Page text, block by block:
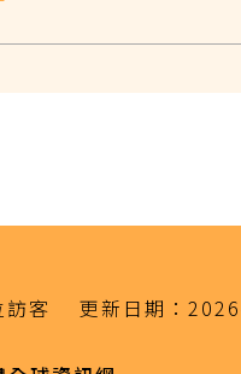
訪客 更新日期：